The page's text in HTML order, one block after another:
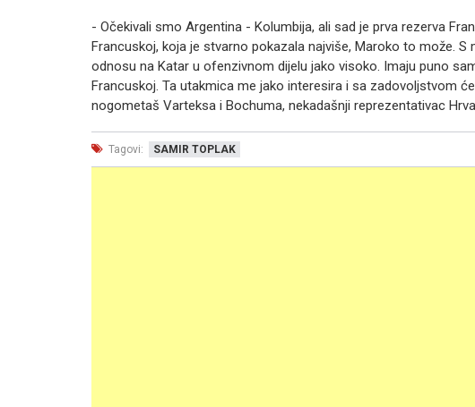
- Očekivali smo Argentina - Kolumbija, ali sad je prva rezerva
Francuskoj, koja je stvarno pokazala najviše, Maroko to može.
odnosu na Katar u ofenzivnom dijelu jako visoko. Imaju puno
Francuskoj. Ta utakmica me jako interesira i sa zadovoljstvom
nogometaš Varteksa i Bochuma, nekadašnji reprezentativac
Tagovi: SAMIR TOPLAK